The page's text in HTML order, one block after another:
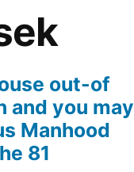
out-of
and you may
Manhood
81